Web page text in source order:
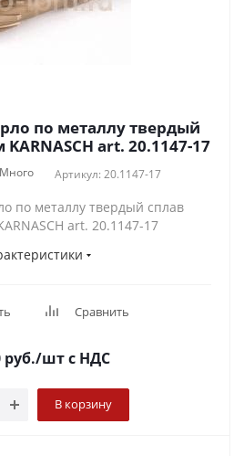
по металлу твердый
сплав Т.С.Т ⌀17мм KARNASCH art. 20.1147-17
Много Артикул: 20.1147-17
по металлу твердый сплав
art. 20.1147-17
Сравнить
руб./штс НДС
В корзину